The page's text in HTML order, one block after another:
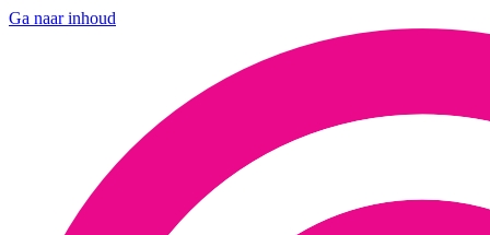
Ga naar inhoud